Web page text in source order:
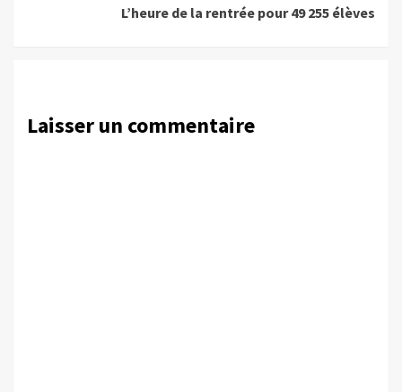
L’heure de la rentrée pour 49 255 élèves
Laisser un commentaire